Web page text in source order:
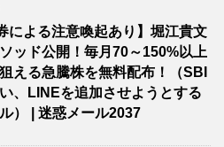
による注意喚起あり】堀江貴文
ッド公開！毎月70～150%以上
える急騰株を無料配布！（SBI
、LINEを追加させようとする
） | 迷惑メール2037